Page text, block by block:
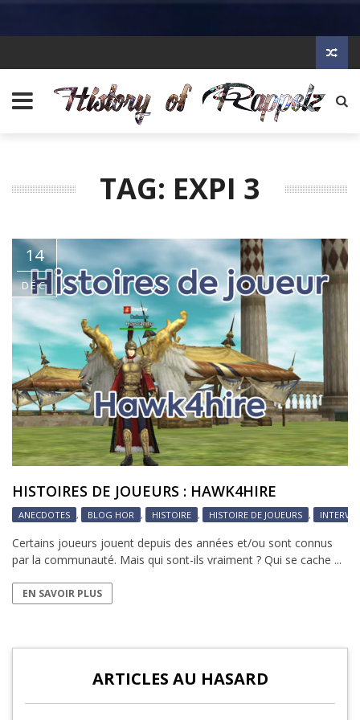
TAG: EXPI 3
14
DÉC
HISTOIRES DE JOUEURS : HAWK4HIRE
ANECDOTES , BLOG HOR , HISTOIRE , HISTOIRE DE JOUEURS ,
Certains joueurs jouent depuis des années et/ou sont connus
par la communauté. Mais qui sont-ils vraiment ? Qui se cache ...
EN SAVOIR PLUS
ARTICLES AU HASARD